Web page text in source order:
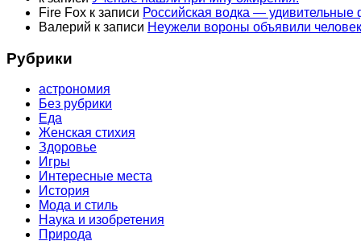
Fire Fox к записи Российская водка — удивительные
Валерий к записи Неужели вороны объявили
Рубрики
астрономия
Без рубрики
Еда
Женская стихия
Здоровье
Игры
Интересные места
История
Мода и стиль
Наука и изобретения
Природа